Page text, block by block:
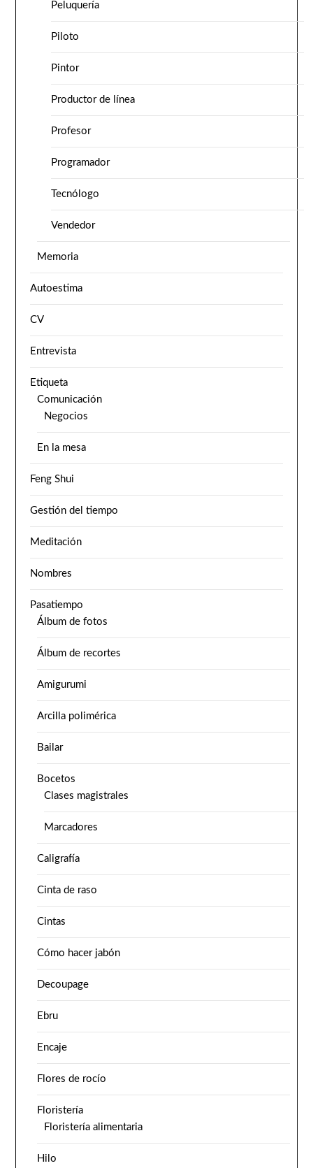
Peluquería
Piloto
Pintor
Productor de línea
Profesor
Programador
Tecnólogo
Vendedor
Memoria
Autoestima
CV
Entrevista
Etiqueta
Comunicación
Negocios
En la mesa
Feng Shui
Gestión del tiempo
Meditación
Nombres
Pasatiempo
Álbum de fotos
Álbum de recortes
Amigurumi
Arcilla polimérica
Bailar
Bocetos
Clases magistrales
Marcadores
Caligrafía
Cinta de raso
Cintas
Cómo hacer jabón
Decoupage
Ebru
Encaje
Flores de rocío
Floristería
Floristería alimentaria
Hilo